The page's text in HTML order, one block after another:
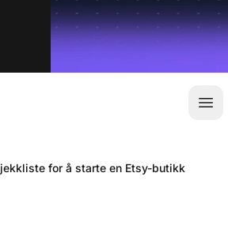
for å starte en Etsy-butikk